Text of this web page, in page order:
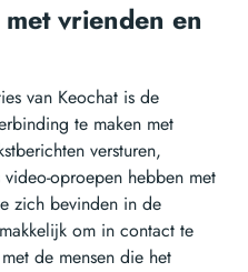
vrienden en
van Keochat is de
te maken met
versturen,
oproepen hebben met
zich bevinden in de
om in contact te
de mensen die het